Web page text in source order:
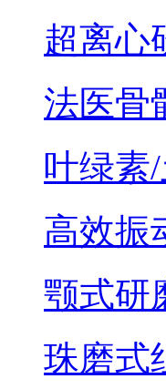
超离心
法医骨
叶绿素
高效振
颚式研
珠磨式